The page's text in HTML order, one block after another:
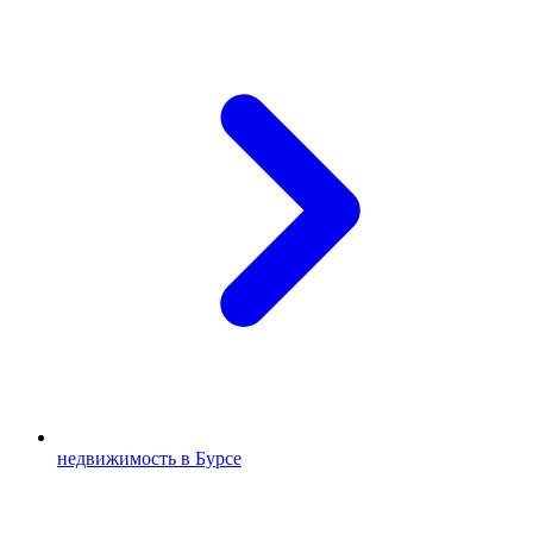
недвижимость в Бурсе